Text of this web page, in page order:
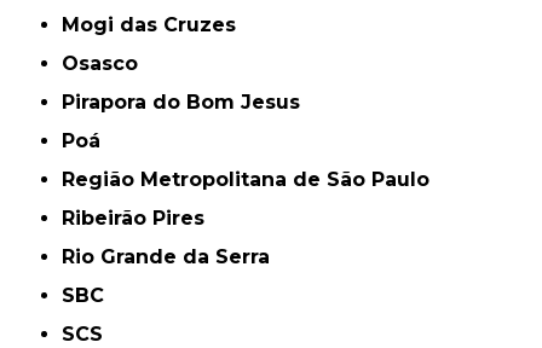
Mogi das Cruzes
Osasco
Pirapora do Bom Jesus
Poá
Região Metropolitana de São Paulo
Ribeirão Pires
Rio Grande da Serra
SBC
SCS